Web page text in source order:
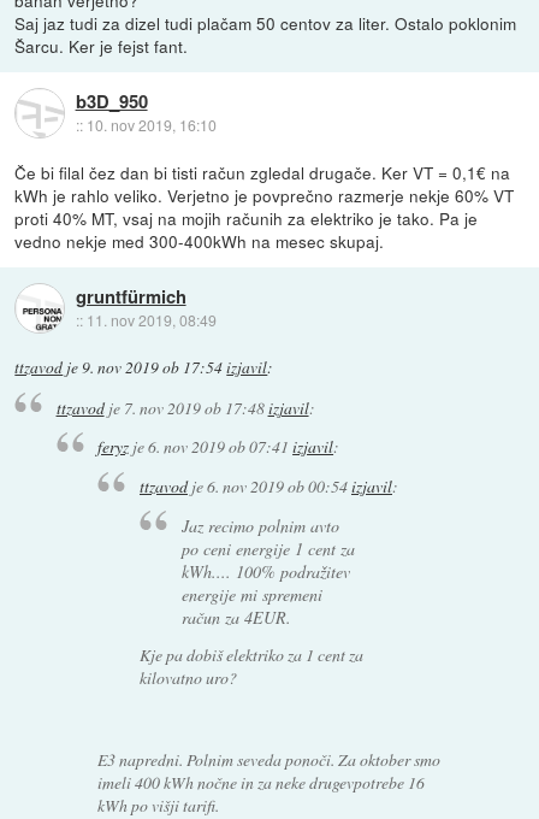
Saj jaz tudi za dizel tudi plačam 50 centov za liter. Ostalo poklonim
Šarcu. Ker je fejst fant.
b3D_950
:: 10. nov 2019, 16:10
Če bi filal čez dan bi tisti račun zgledal drugače. Ker VT = 0,1€ na
kWh je rahlo veliko. Verjetno je povprečno razmerje nekje 60% VT
proti 40% MT, vsaj na mojih računih za elektriko je tako. Pa je
vedno nekje med 300-400kWh na mesec skupaj.
gruntfürmich
:: 11. nov 2019, 08:49
ttzavod je9. nov 2019 ob 17:54izjavil:
ttzavodje 7. nov 2019 ob 17:48izjavil:
feryz je6. nov 2019 ob 07:41 izjavil:
ttzavodje6. nov 2019 ob 00:54izjavil:
Jaz recimo polnim avto
po ceni energije 1 cent za
kWh.... 100% podražitev
energije mi spremeni
račun za 4EUR.
Kje pa dobiš elektriko za 1 cent za
kilovatno uro?
E3 napredni. Polnim seveda ponoči. Za oktober smo
imeli 400 kWh nočne in za neke drugevpotrebe 16
kWh po višji tarifi.